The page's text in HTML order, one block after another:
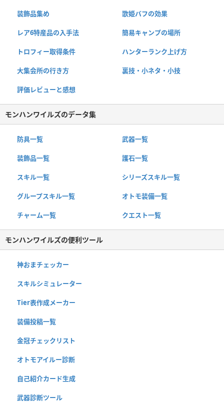
装飾品集め 歌姫バフの効果
レア6特産品の入手法 簡易キャンプの場所
トロフィー取得条件 ハンターランク上げ方
大集会所の行き方 裏技・小ネタ・小技
評価レビューと感想
モンハンワイルズのデータ集
防具一覧 武器一覧
装飾品一覧 護石一覧
スキル一覧 シリーズスキル一覧
グループスキル一覧 オトモ装備一覧
チャーム一覧 クエスト一覧
モンハンワイルズの便利ツール
神おまチェッカー
スキルシミュレーター
Tier表作成メーカー
装備投稿一覧
金冠チェックリスト
オトモアイルー診断
自己紹介カード生成
武器診断ツール